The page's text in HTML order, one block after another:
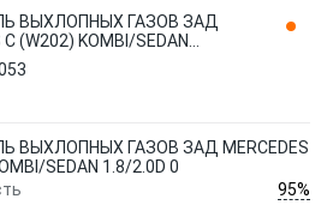
ВЫХЛОПНЫХ ГАЗОВ ЗАД
C (W202) KOMBI/SEDAN
ASMET
ВЫХЛОПНЫХ ГАЗОВ ЗАД MERCEDES
SEDAN 1.8/2.0D 0
95%